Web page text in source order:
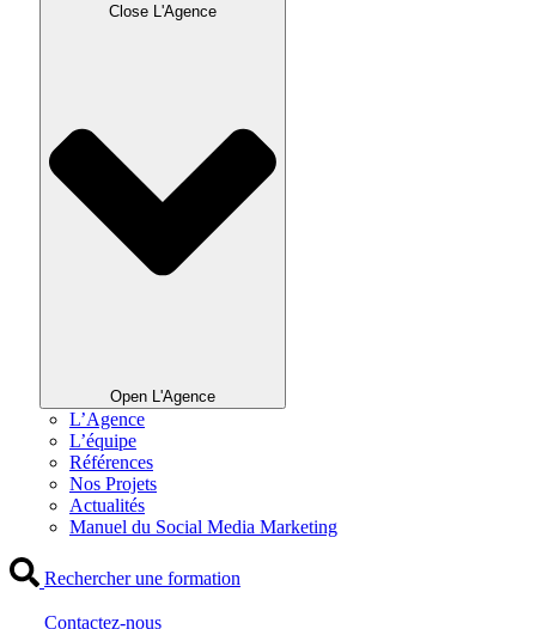
Close L'Agence
Open L'Agence
L’Agence
L’équipe
Références
Nos Projets
Actualités
Manuel du Social Media Marketing
Rechercher une formation
Contactez-nous